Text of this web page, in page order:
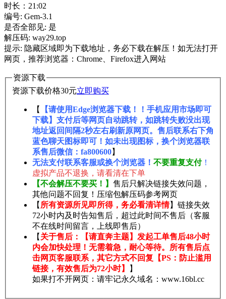
时长：21:02
编号: Gem-3.1
是否全部见: 是
解压码: way29.top
提示: 隐藏区域即为下载地址，务必下载在解压！如无法打开
网页，推荐浏览器：Chrome、Firefox进入网站
资源下载
资源下载价格30元立即购买
【
【请使用Edge浏览器下载！！手机应用市场即可
下载】支付后等网页自动跳转，如跳转失败没出现
地址返回间隔2秒左右刷新原网页。售后联系右下角
蓝色聊天图标即可！如未出现图标，换个浏览器联
系售后微信：fa800600】
无法支付联系客服或换个浏览器！ 不要重复支付！
虚拟产品不退换，请看清在下单
【不会解压不要买！】 售后只解决链接失效问题，
其他问题不回复！压缩包解压码参考网页
【 所有资源所见即所得，务必看清详情】链接失效
72小时内及时告知售后，超过此时间不售后（客服
不在线时间留言，上线即售后）
【 关于售后：【请直奔主题】发起工单售后48小时
内会加快处理！无需着急，耐心等待。所有售后点
击网页客服联系，其它方式不回复【PS：防止滥用
链接，有效售后为72小时】
】
如果打不开网页：请牢记永久域名：www.16bl.cc